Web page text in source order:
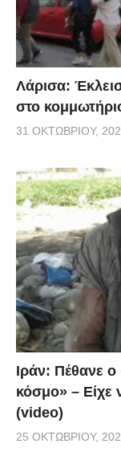
Λάρισα:
στο
31 ΟΚΤΩΒΡΊΟΥ,
Ιράν: Πέθανε
κόσμο» – Είχε
(video)
25 ΟΚΤΩΒΡΊΟΥ,